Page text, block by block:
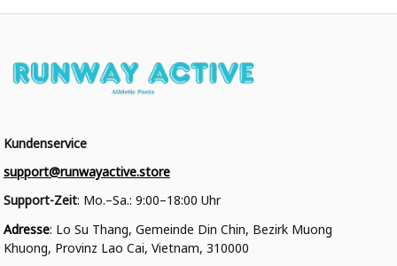
Kundenservice
support@runwayactive.store
Support-Zeit: Mo.–Sa.: 9:00–18:00 Uhr
Adresse: Lo Su Thang, Gemeinde Din Chin, Bezirk Muong
Khuong, Provinz Lao Cai, Vietnam, 310000